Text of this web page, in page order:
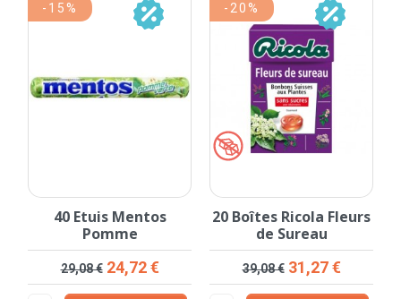
40 Etuis Mentos
Pomme
Prix de base
29,08 € Prix
24,72 €
-15%
20 Boîtes Ricola Fleurs
de Sureau
Prix de base
39,08 € Prix
31,27 €
-20%